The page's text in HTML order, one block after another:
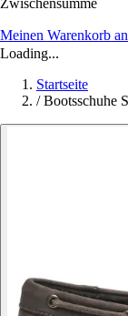
Zwischensumme
Meinen Warenkorb
Loading...
Startseite
/ Bootsschuhe